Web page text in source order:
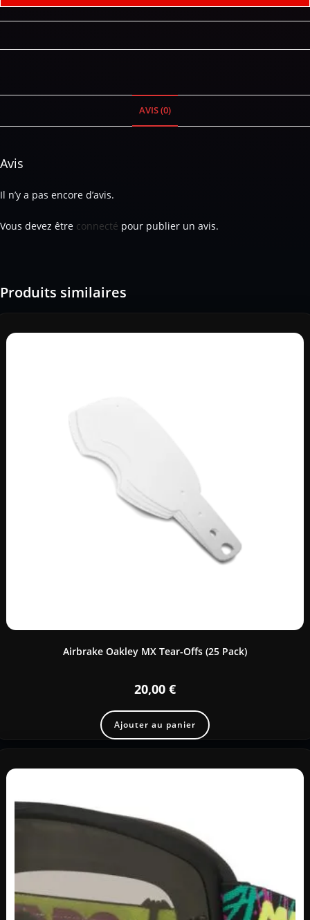
AVIS (0)
Avis
Il n’y a pas encore d’avis.
Vous devez être connecté pour publier un avis.
Produits similaires
Airbrake Oakley MX Tear-Offs (25 Pack)
20,00 €
Ajouter au panier